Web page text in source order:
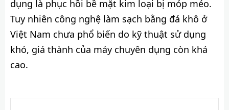
dụng là phục hồi bề mặt kim loại bị móp méo.
Tuy nhiên công nghệ làm sạch bằng đá khô ở
Việt Nam chưa phổ biến do kỹ thuật sử dụng
khó, giá thành của máy chuyên dụng còn khá
cao.